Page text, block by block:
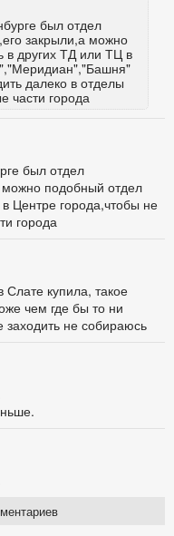
был отдел
закрыли,а можно
в других ТД или ТЦ в
далеко в отделы
части города
был отдел
подобный отдел
Центре города,чтобы не
города
купила, такое
чем где бы то ни
не собираюсь